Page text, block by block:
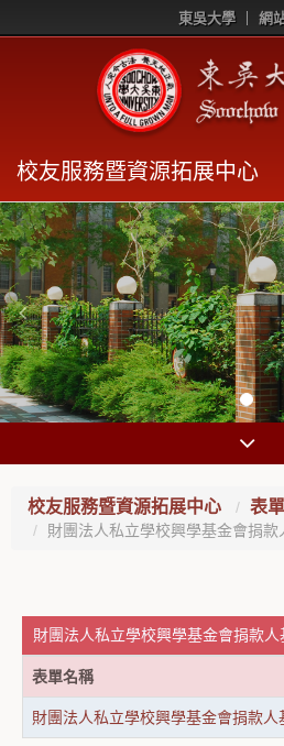
東吳大學 網
校友服務暨資源拓展中心
校友服務暨資源拓展中心 表
財團法人私立學校興學基金會捐款
財團法人私立學校興學基金會捐款
表單名稱
財團法人私立學校興學基金會捐款人